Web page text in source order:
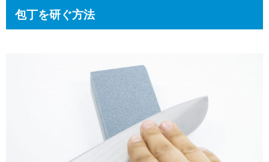
包丁を研ぐ方法